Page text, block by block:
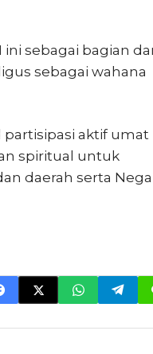
ini sebagai bagian
sebagai wahana
partisipasi aktif umat
spiritual untuk
daerah serta